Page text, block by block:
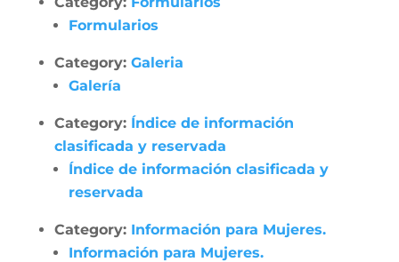
Formularios
Category: Galeria
Galería
Category: Índice de información
clasificada y reservada
Índice de información clasificada y
reservada
Category: Información para Mujeres.
Información para Mujeres.